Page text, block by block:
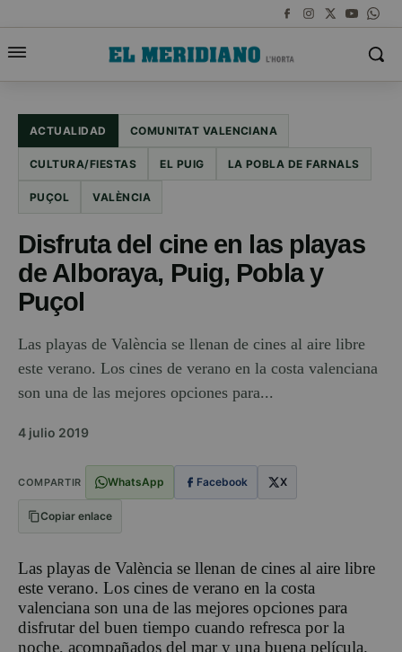
ACTUALIDAD COMUNITAT VALENCIANA
CULTURA/FIESTAS EL PUIG LA POBLA DE FARNALS
PUÇOL VALÈNCIA
Disfruta del cine en las playas
de Alboraya, Puig, Pobla y
Puçol
Las playas de València se llenan de cines al aire libre
este verano. Los cines de verano en la costa valenciana
son una de las mejores opciones para...
4 julio 2019
COMPARTIR WhatsApp Facebook X
Copiar enlace
Las playas de València se llenan de cines al aire libre
este verano. Los cines de verano en la costa
valenciana son una de las mejores opciones para
disfrutar del buen tiempo cuando refresca por la
noche, acompañados del mar y una buena película.